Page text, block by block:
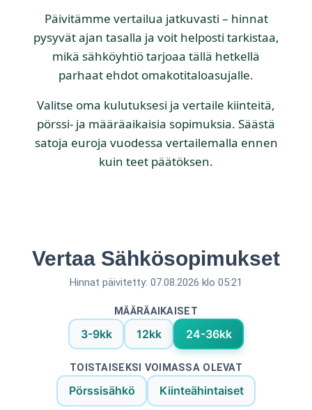
Päivitämme vertailua jatkuvasti – hinnat
pysyvät ajan tasalla ja voit helposti tarkistaa,
mikä sähköyhtiö tarjoaa tällä hetkellä
parhaat ehdot omakotitaloasujalle.
Valitse oma kulutuksesi ja vertaile kiinteitä,
pörssi- ja määräaikaisia sopimuksia. Säästä
satoja euroja vuodessa vertailemalla ennen
kuin teet päätöksen.
Vertaa Sähkösopimukset
Hinnat päivitetty: 07.08.2026 klo 05:21
MÄÄRÄAIKAISET
3-9kk 12kk 24-36kk
TOISTAISEKSI VOIMASSA OLEVAT
Pörssisähkö Kiinteähintaiset